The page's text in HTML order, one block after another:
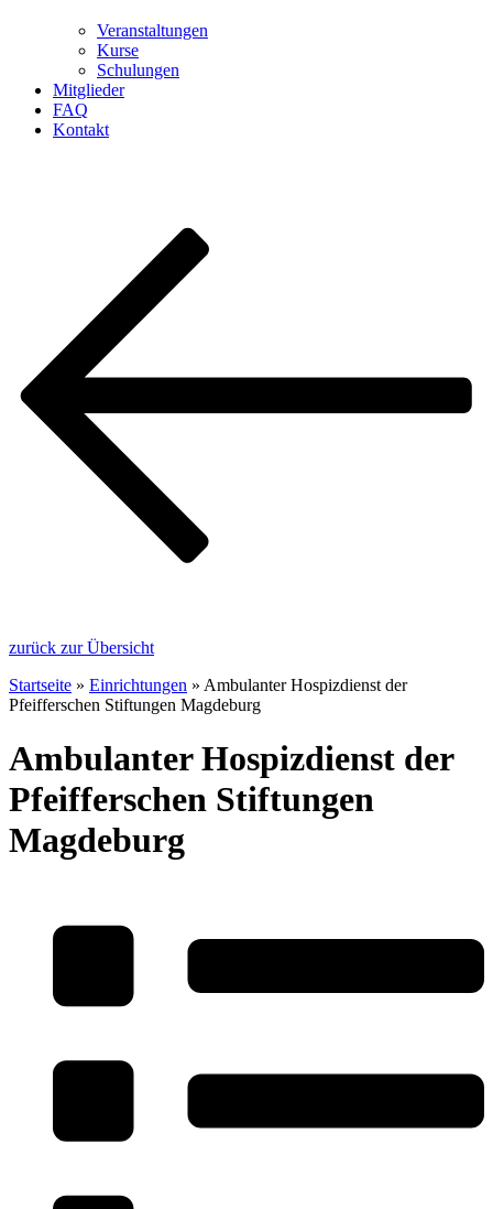
Veranstaltungen
Kurse
Schulungen
Mitglieder
FAQ
Kontakt
zurück zur Übersicht
Startseite » Einrichtungen » Ambulanter Hospizdienst der
Pfeifferschen Stiftungen Magdeburg
Ambulanter Hospizdienst der
Pfeifferschen Stiftungen
Magdeburg